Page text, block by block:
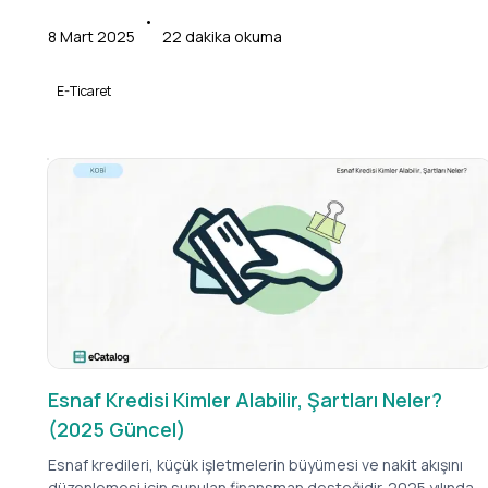
Center, ürünlerinizi milyonlarca potansiyel müşteriye
8 Mart 2025
•
22 dakika okuma
E-Ticaret
Esnaf Kredisi Kimler Alabilir, Şartları Neler?
(2025 Güncel)
Esnaf kredileri, küçük işletmelerin büyümesi ve nakit akışını